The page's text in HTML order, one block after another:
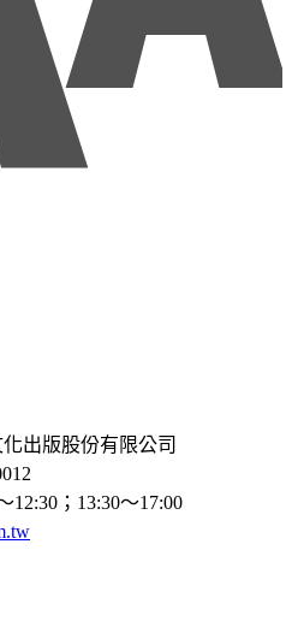
出版股份有限公司
12:30；13:30～17:00